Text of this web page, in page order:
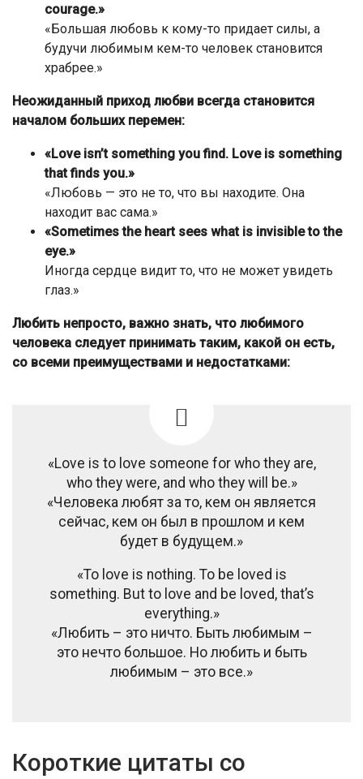
courage.»
«Большая любовь к кому-то придает силы, а
будучи любимым кем-то человек становится
храбрее.»
Неожиданный приход любви всегда становится
началом больших перемен:
«Love isn’t something you find. Love is something
that finds you.»
«Любовь — это не то, что вы находите. Она
находит вас сама.»
«Sometimes the heart sees what is invisible to the
eye.»
Иногда сердце видит то, что не может увидеть
глаз.»
Любить непросто, важно знать, что любимого
человека следует принимать таким, какой он есть,
со всеми преимуществами и недостатками:
«Love is to love someone for who they are,
who they were, and who they will be.»
«Человека любят за то, кем он является
сейчас, кем он был в прошлом и кем
будет в будущем.»
«To love is nothing. To be loved is
something. But to love and be loved, that’s
everything.»
«Любить – это ничто. Быть любимым –
это нечто большое. Но любить и быть
любимым – это все.»
Короткие цитаты со